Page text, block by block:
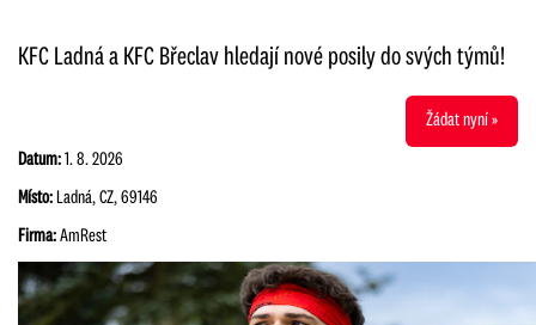
KFC Ladná a KFC Břeclav hledají nové posily do svých týmů!
Žádat nyní »
Datum:1. 8. 2026
Místo: Ladná, CZ, 69146
Firma:AmRest